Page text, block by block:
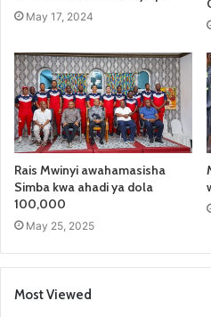
May 17, 2024
Rais Mwinyi awahamasisha
Simba kwa ahadi ya dola
100,000
May 25, 2025
Most Viewed